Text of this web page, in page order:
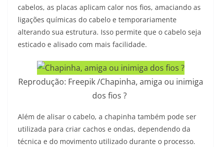
cabelos, as placas aplicam calor nos fios, amaciando as
ligações químicas do cabelo e temporariamente
alterando sua estrutura. Isso permite que o cabelo seja
esticado e alisado com mais facilidade.
Reprodução: Freepik /Chapinha, amiga ou inimiga
dos fios ?
Além de alisar o cabelo, a chapinha também pode ser
utilizada para criar cachos e ondas, dependendo da
técnica e do movimento utilizado durante o processo.